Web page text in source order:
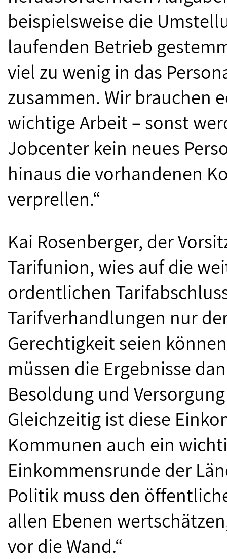
beispielsweise die
laufenden Betrieb
viel zu wenig in das
zusammen. Wir brauchen
wichtige Arbeit – sonst
Jobcenter kein neues
hinaus die vorhandenen
verprellen.“
Kai Rosenberger, der
Tarifunion, wies auf die
ordentlichen
Tarifverhandlungen nur
Gerechtigkeit seien
müssen die Ergebnisse
Besoldung und
Gleichzeitig ist diese
Kommunen auch ein
Einkommensrunde der
Politik muss den
allen Ebenen
vor die Wand.“